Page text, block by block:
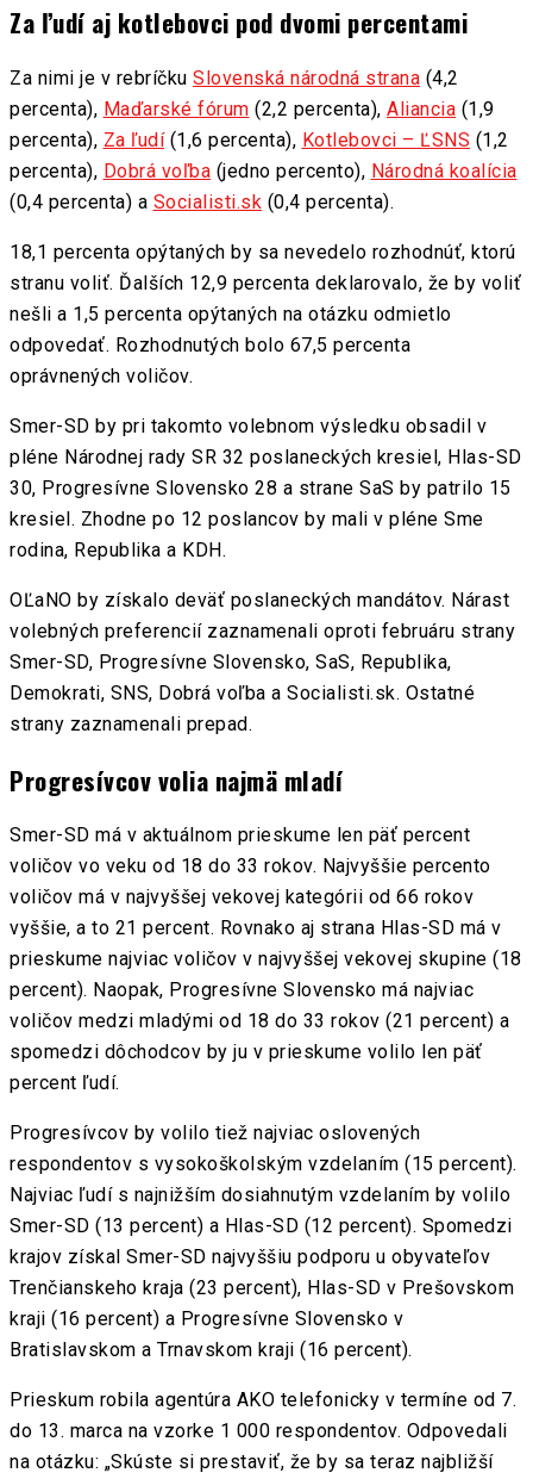
Za ľudí aj kotlebovci pod dvomi percentami
Za nimi je v rebríčku Slovenská národná strana (4,2
percenta), Maďarské fórum (2,2 percenta), Aliancia (1,9
percenta), Za ľudí(1,6 percenta), Kotlebovci – ĽSNS (1,2
percenta), Dobrá voľba (jedno percento), Národná koalícia
(0,4 percenta) a Socialisti.sk (0,4 percenta).
18,1 percenta opýtaných by sa nevedelo rozhodnúť, ktorú
stranu voliť. Ďalších 12,9 percenta deklarovalo, že by voliť
nešli a 1,5 percenta opýtaných na otázku odmietlo
odpovedať. Rozhodnutých bolo 67,5 percenta
oprávnených voličov.
Smer-SD by pri takomto volebnom výsledku obsadil v
pléne Národnej rady SR 32 poslaneckých kresiel, Hlas-SD
30, Progresívne Slovensko 28 a strane SaS by patrilo 15
kresiel. Zhodne po 12 poslancov by mali v pléne Sme
rodina, Republika a KDH.
OĽaNO by získalo deväť poslaneckých mandátov. Nárast
volebných preferencií zaznamenali oproti februáru strany
Smer-SD, Progresívne Slovensko, SaS, Republika,
Demokrati, SNS, Dobrá voľba a Socialisti.sk. Ostatné
strany zaznamenali prepad.
Progresívcov volia najmä mladí
Smer-SD má v aktuálnom prieskume len päť percent
voličov vo veku od 18 do 33 rokov. Najvyššie percento
voličov má v najvyššej vekovej kategórii od 66 rokov
vyššie, a to 21 percent. Rovnako aj strana Hlas-SD má v
prieskume najviac voličov v najvyššej vekovej skupine (18
percent). Naopak, Progresívne Slovensko má najviac
voličov medzi mladými od 18 do 33 rokov (21 percent) a
spomedzi dôchodcov by ju v prieskume volilo len päť
percent ľudí.
Progresívcov by volilo tiež najviac oslovených
respondentov s vysokoškolským vzdelaním (15 percent).
Najviac ľudí s najnižším dosiahnutým vzdelaním by volilo
Smer-SD (13 percent) a Hlas-SD (12 percent). Spomedzi
krajov získal Smer-SD najvyššiu podporu u obyvateľov
Trenčianskeho kraja (23 percent), Hlas-SD v Prešovskom
kraji (16 percent) a Progresívne Slovensko v
Bratislavskom a Trnavskom kraji (16 percent).
Prieskum robila agentúra AKO telefonicky v termíne od 7.
do 13. marca na vzorke 1 000 respondentov. Odpovedali
na otázku: „Skúste si prestaviť, že by sa teraz najbližší